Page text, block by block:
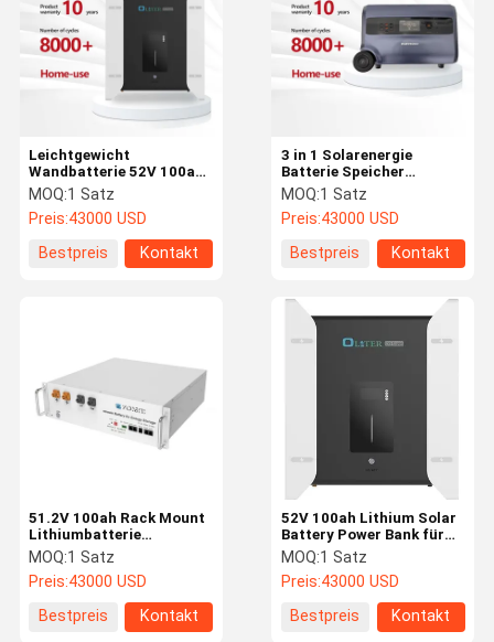
Videos VR-Show
Über Uns
Werksbesich
Tigung
Qualitätskon Kontakt Mit
Uns
3 in 1 Solarenergie
Batterie Speicher
Kraftwerk für Balkon
100ah Nennkapazität
MOQ:1 Satz
Preis:43000 USD
Bestpreis
Kontakt
Leichtgewicht
Wandbatterie 52V 100ah
Energiespeichersystem
MOQ:1 Satz
Preis:43000 USD
Bestpreis
Kontakt
52V 100ah Lithium Solar
Battery Power Bank für
Niederdruck
Wandmontierte schwarze
Wechselrichter
Energiespeicher
MOQ:1 Satz
Preis:43000 USD
Bestpreis
Kontakt
51.2V 100ah Rack Mount
Lithiumbatterie
Stromversorgung
Solarenergie
Speichersystem
MOQ:1 Satz
Preis:43000 USD
Bestpreis
Kontakt